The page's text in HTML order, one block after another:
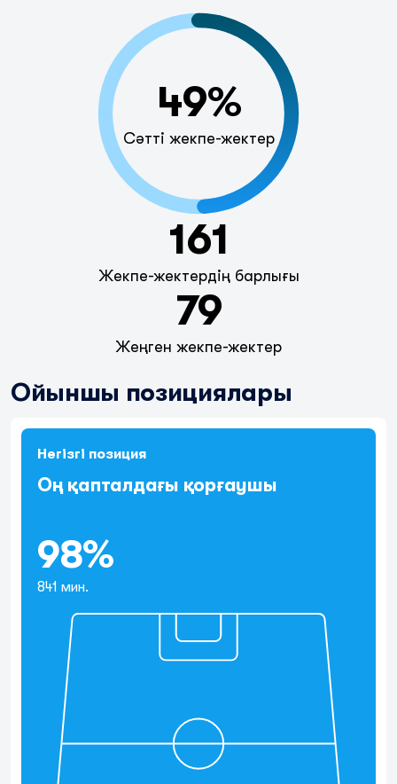
49%
Сәтті жекпе-жектер
161
Жекпе-жектердің барлығы
79
Жеңген жекпе-жектер
Ойыншы позициялары
Негізгі позиция
Оң қапталдағы қорғаушы
98%
841 мин.